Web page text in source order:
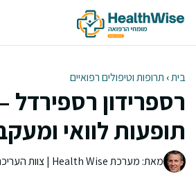
לתוכן
בית› תרופות וטיפולים רפואיים
רספרידון רספירדל
תופעות לוואי
מאת: מערכת Health Wise | צוות העריכה